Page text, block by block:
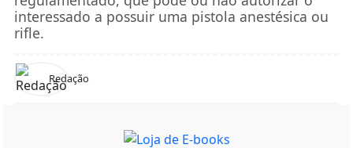
interessado a possuir uma pistola anestésica ou
rifle.
Redação